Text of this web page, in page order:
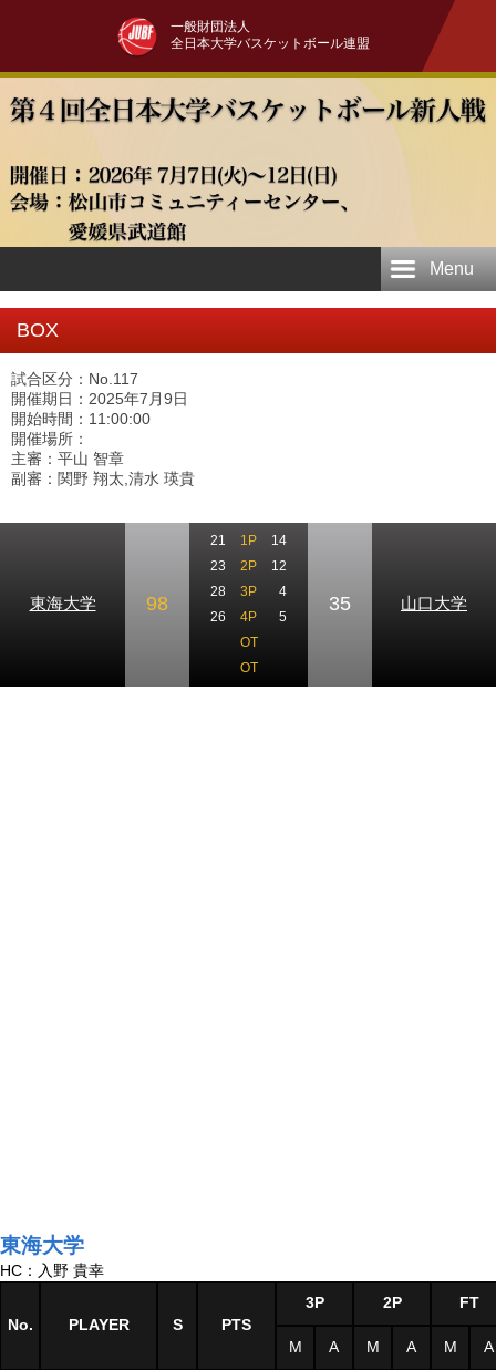
一般財団法人
全日本大学バスケットボール連盟
Menu
BOX
試合区分：No.117
開催期日：2025年7月9日
開始時間：11:00:00
開催場所：
主審：平山 智章
副審：関野 翔太,清水 瑛貴
東海大学 98
21 1P
14
23
2P
12
28
3P
4
26
4P
5
OT
OT
35 山口大学
東海大学
HC：入野 貴幸
No. PLAYER S PTS
3P 2P FT
M A M A M A